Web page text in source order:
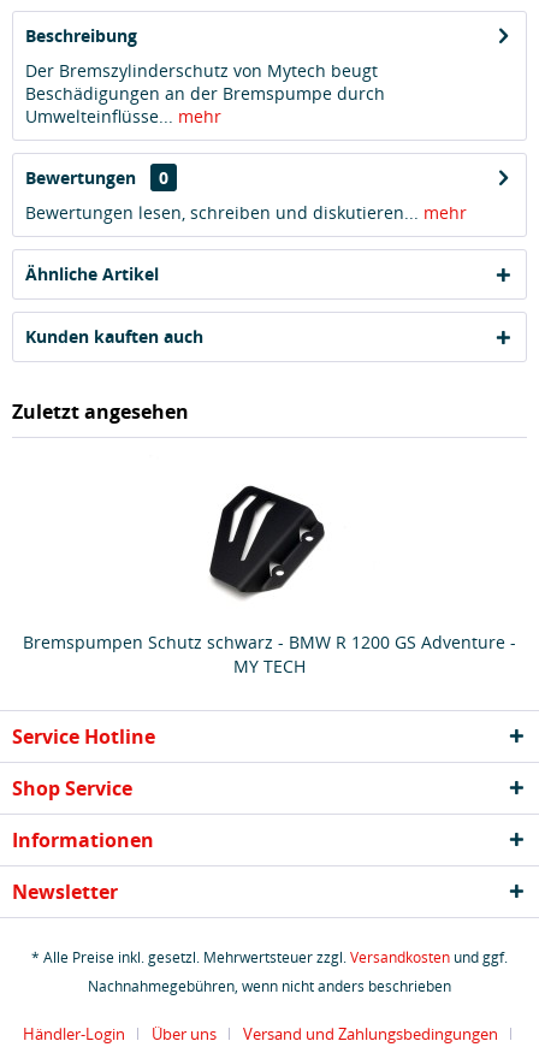
Beschreibung
Der Bremszylinderschutz von Mytech beugt
Beschädigungen an der Bremspumpe durch
Umwelteinflüsse... mehr
Bewertungen
0
Bewertungen lesen, schreiben und diskutieren... mehr
Ähnliche Artikel
Kunden kauften auch
Zuletzt angesehen
Bremspumpen Schutz schwarz - BMW R 1200 GS Adventure -
MY TECH
Service Hotline
Shop Service
Informationen
Newsletter
* Alle Preise inkl. gesetzl. Mehrwertsteuer zzgl.Versandkosten und ggf.
Nachnahmegebühren, wenn nicht anders beschrieben
Händler-Login Über uns Versand und Zahlungsbedingungen